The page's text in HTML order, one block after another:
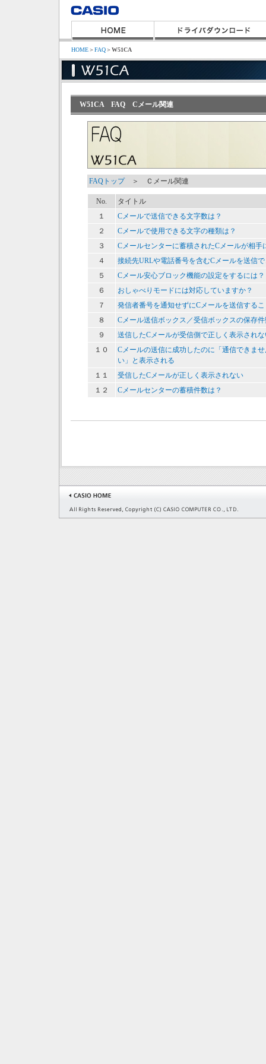
HOME＞FAQ＞W51CA
W51CA FAQ Cメール関連
FAQトップ＞ Ｃメール関連
No.
タイトル
１
Cメールで送信できる文字数は？
２
Cメールで使用できる文字の種類は？
３
Cメールセンターに蓄積されたCメールが相手
４
接続先URLや電話番号を含むCメールを送信
５
Cメール安心ブロック機能の設定をするには？
６
おしゃべりモードには対応していますか？
７
発信者番号を通知せずにCメールを送信する
８
Cメール送信ボックス／受信ボックスの保存
９
送信したCメールが受信側で正しく表示され
１０
Cメールの送信に成功したのに「通信できま
い」と表示される
１１
受信したCメールが正しく表示されない
１２
Cメールセンターの蓄積件数は？